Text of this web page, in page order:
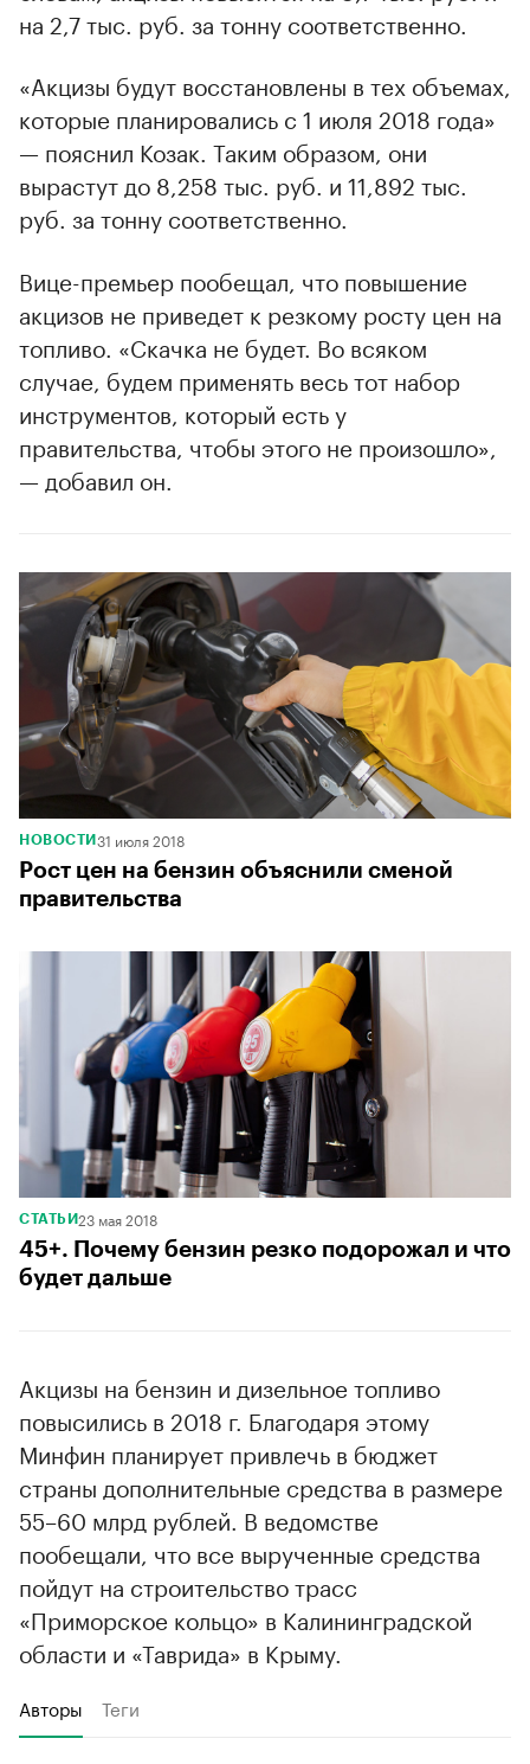
на 2,7 тыс. руб. за тонну соответственно.
«Акцизы будут восстановлены в тех объемах,
которые планировались с 1 июля 2018 года»
— пояснил Козак. Таким образом, они
вырастут до 8,258 тыс. руб. и 11,892 тыс.
руб. за тонну соответственно.
Вице-премьер пообещал, что повышение
акцизов не приведет к резкому росту цен на
топливо. «Скачка не будет. Во всяком
случае, будем применять весь тот набор
инструментов, который есть у
правительства, чтобы этого не произошло»,
— добавил он.
НОВОСТИ 31 июля 2018
Рост цен на бензин объяснили сменой
правительства
СТАТЬИ23 мая 2018
45+. Почему бензин резко подорожал и что
будет дальше
Акцизы на бензин и дизельное топливо
повысились в 2018 г. Благодаря этому
Минфин планирует привлечь в бюджет
страны дополнительные средства в размере
55–60 млрд рублей. В ведомстве
пообещали, что все вырученные средства
пойдут на строительство трасс
«Приморское кольцо» в Калининградской
области и «Таврида» в Крыму.
Авторы Теги